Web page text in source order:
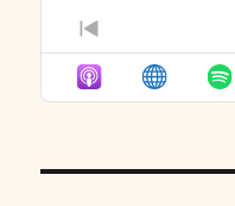
PREVIOUS
EPISODE